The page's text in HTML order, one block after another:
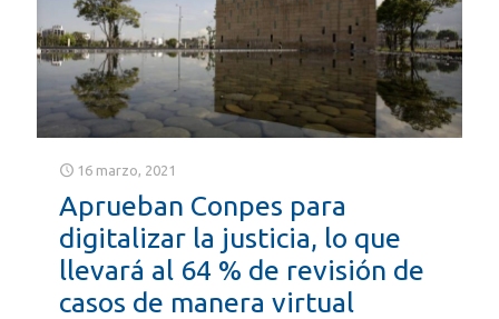
16 marzo, 2021
Aprueban Conpes para
digitalizar la justicia, lo que
llevará al 64 % de revisión de
casos de manera virtual